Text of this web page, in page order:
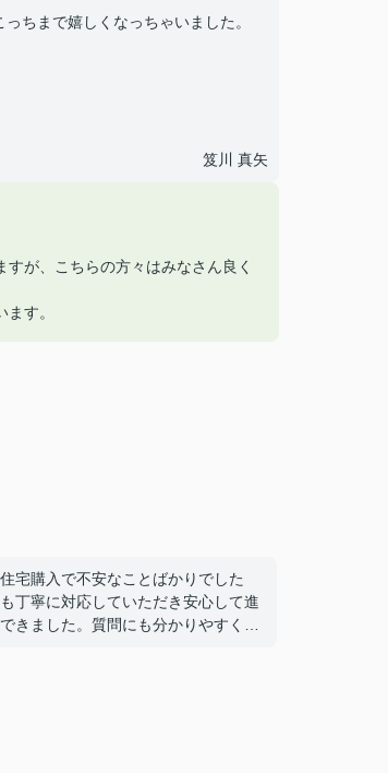
ちまで嬉しくなっちゃいました。
笈川 真矢
が、こちらの方々はみなさん良く
す。
宅購入で不安なことばかりでした
丁寧に対応していただき安心して進
きました。質問にも分かりやすく説